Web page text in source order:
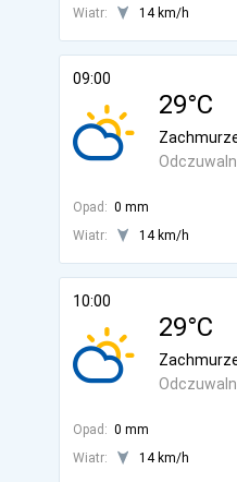
Wiatr:
14 km/h
09:00
29°C
Opad: 0 mm
Wiatr:
14 km/h
10:00
29°C
Opad: 0 mm
Wiatr:
14 km/h